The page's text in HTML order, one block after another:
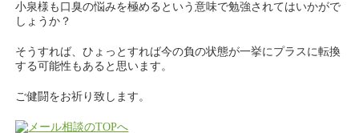
小泉様も口臭の悩みを極めるという意味で勉強されてはいかがで
しょうか？
そうすれば、ひょっとすれば今の負の状態が一挙にプラスに転換
する可能性もあると思います。
ご健闘をお祈り致します。